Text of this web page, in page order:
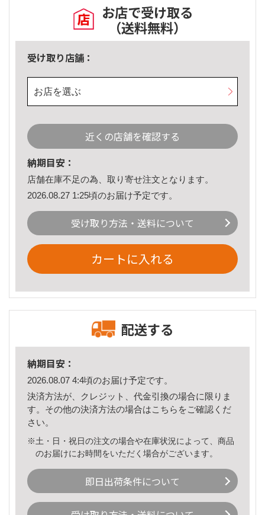
お店で受け取る
（送料無料）
受け取り店舗：
お店を選ぶ
近くの店舗を確認する
納期目安：
店舗在庫不足の為、取り寄せ注文となります。
2026.08.27 1:25頃のお届け予定です。
受け取り方法・送料について
カートに入れる
配送する
納期目安：
2026.08.07 4:4頃のお届け予定です。
決済方法が、クレジット、代金引換の場合に限りま
す。その他の決済方法の場合はこちら をご確認くだ
さい。
※土・日・祝日の注文の場合や在庫状況によって、商品
のお届けにお時間をいただく場合がございます。
即日出荷条件について